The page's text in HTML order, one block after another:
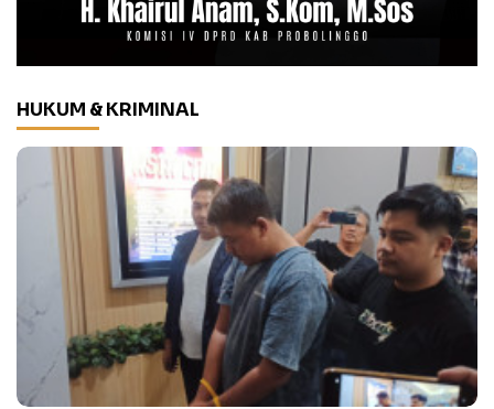
HUKUM & KRIMINAL